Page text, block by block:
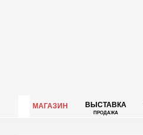
МАГАЗИН ВЫСТАВКА
ПРОДАЖА